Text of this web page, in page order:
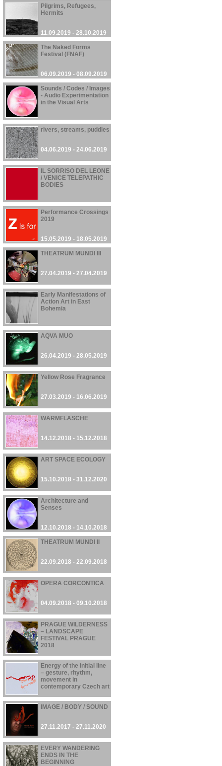
Pilgrims, Refugees,
Hermits
11.09.2019 - 28.10.2019
The Naked Forms
Festival (FNAF)
06.09.2019 - 08.09.2019
Sounds / Codes / Images
- Audio Experimentation
in the Visual Arts
06.06.2019 - 10.10.2019
rivers, streams, puddles
04.06.2019 - 24.06.2019
IL SORRISO DEL LEONE
/ VENICE TELEPATHIC
BODIES
01.06.2019 - 24.11.2019
Performance Crossings
2019
15.05.2019 - 18.05.2019
THEATRUM MUNDI III
27.04.2019 - 27.04.2019
Early Manifestations of
Action Art in East
Bohemia
26.04.2019 - 16.06.2019
AQVA MUO
26.04.2019 - 28.05.2019
Yellow Rose Fragrance
27.03.2019 - 16.06.2019
WÄRMFLASCHE
14.12.2018 - 15.12.2018
ART SPACE ECOLOGY
15.10.2018 - 31.12.2020
Architecture and
Senses
12.10.2018 - 14.10.2018
THEATRUM MUNDI II
22.09.2018 - 22.09.2018
OPERA CORCONTICA
04.09.2018 - 09.10.2018
PRAGUE WILDERNESS
– LANDSCAPE
FESTIVAL PRAGUE
2018
21.06.2018 - 30.09.2018Energy of the initial line
– gesture, rhythm,
movement in
contemporary Czech art
01.03.2018 - 28.05.2018IMAGE / BODY / SOUND
27.11.2017 - 27.11.2020
EVERY WANDERING
ENDS IN THE
BEGINNING